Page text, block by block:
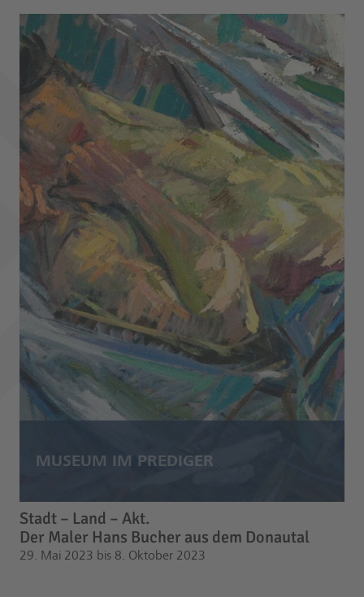
Stadt – Land – Akt.
Der Maler Hans Bucher aus dem Donautal
29. Mai 2023 bis 8. Oktober 2023